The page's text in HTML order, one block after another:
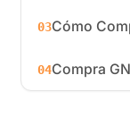
03Cómo
04Compra